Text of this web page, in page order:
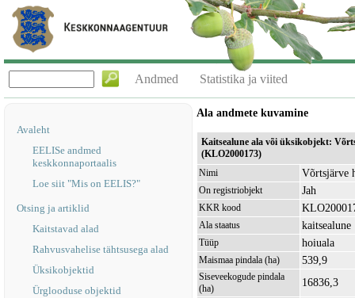
Andmed Statistika ja viited
Avaleht
EELISe andmed
keskkonnaportaalis
Loe siit "Mis on EELIS?"
Otsing ja artiklid
Kaitstavad alad
Rahvusvahelise tähtsusega alad
Üksikobjektid
Ürglooduse objektid
Ala andmete kuvamine
Kaitsealune ala või üksikobjekt:
(KLO2000173)
Nimi
Võrtsjärve
On registriobjekt Jah
KKR kood
Ala staatus kaitsealune
Tüüp hoiuala
Maismaa pindala (ha) 539,9
Siseveekogude pindala
(ha)
16836,3